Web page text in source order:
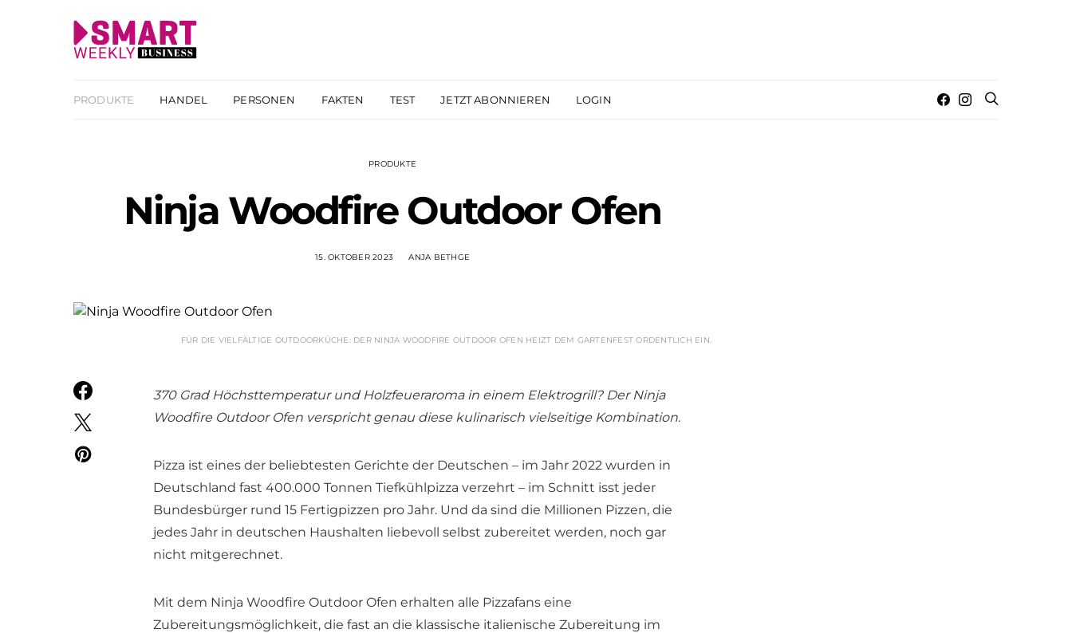
PRODUKTE HANDEL PERSONEN FAKTEN TEST JETZT ABONNIEREN LOGIN
PRODUKTE
Ninja Woodfire Outdoor Ofen
15. OKTOBER 2023 ANJA BETHGE
FÜR DIE VIELFÄLTIGE OUTDOORKÜCHE: DER NINJA WOODFIRE OUTDOOR OFEN HEIZT DEM GARTENFEST ORDENTLICH EIN.
370 Grad Höchsttemperatur und Holzfeueraroma in einem Elektrogrill? Der Ninja
Woodfire Outdoor Ofen verspricht genau diese kulinarisch vielseitige Kombination.
Pizza ist eines der beliebtesten Gerichte der Deutschen – im Jahr 2022 wurden in
Deutschland fast 400.000 Tonnen Tiefkühlpizza verzehrt – im Schnitt isst jeder
Bundesbürger rund 15 Fertigpizzen pro Jahr. Und da sind die Millionen Pizzen, die
jedes Jahr in deutschen Haushalten liebevoll selbst zubereitet werden, noch gar
nicht mitgerechnet.
Mit dem Ninja Woodfire Outdoor Ofen erhalten alle Pizzafans eine
Zubereitungsmöglichkeit, die fast an die klassische italienische Zubereitung im